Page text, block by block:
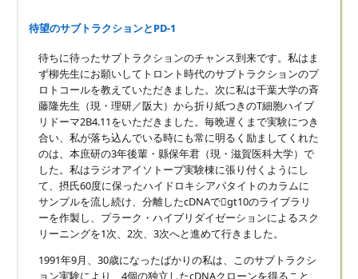
待望のサブトラクションとPD-1
待ちに待ったサブトラクションのチャンス到来です。私はま
ず柳先生にお願いしてトロント時代のサブトラクションのプ
ロトコールを教えていただきました。次に私は千葉大学の斉
藤隆先生（現・理研／阪大）から折り紙つきのT細胞ハイブ
リドーマ2B4.11をいただきました。毎晩遅くまで実験につき
合い、私が落ち込んでいる時にも常に明るく励ましてくれた
のは、本庶研の3年後輩・縣保年君（現・滋賀医科大学）で
した。私はラジオアイソトープ実験棟に張り付くようにし
て、摂氏60度に保ったハイドロキシアパタイトのカラムに
サンプルを流し続け、分離したcDNAでgt10のライブラリ
ーを作製し、プラーク・ハイブリダイゼーションによるスク
リーニングを1次、2次、3次へと進めて行きました。
1991年9月、30歳になったばかりの私は、このサブトラクシ
ョン実験により、4個の独立したcDNAクローンを得ること